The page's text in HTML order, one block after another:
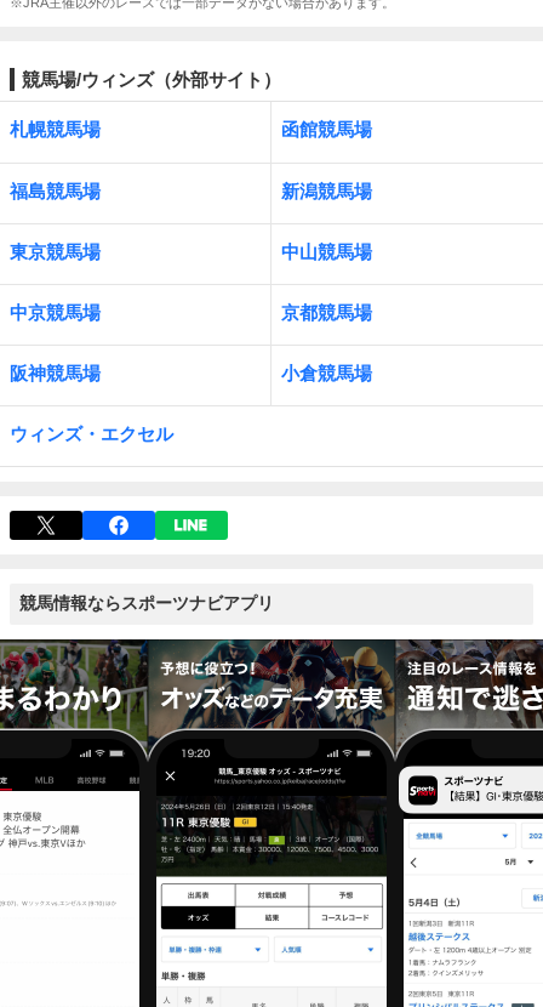
競馬場/ウィンズ（外部サイト）
札幌競馬場 函館競馬場
福島競馬場 新潟競馬場
東京競馬場 中山競馬場
中京競馬場 京都競馬場
阪神競馬場 小倉競馬場
ウィンズ・エクセル
競馬情報ならスポーツナビアプリ